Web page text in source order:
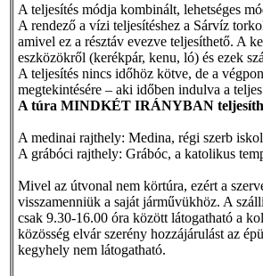
A teljesítés módja kombinált, lehetséges
A rendező a vízi teljesítéshez a Sárvíz
amivel ez a résztáv evezve teljesíthető. A
eszközökről (kerékpár, kenu, ló) és ezek
A teljesítés nincs időhöz kötve, de a
megtekintésére – aki időben indulva a
A túra MINDKÉT IRÁNYBAN
A medinai rajthely: Medina, régi szerb
A grábóci rajthely: Grábóc, a katolikus
Mivel az útvonal nem körtúra, ezért a
visszamenniük a saját járművükhöz. A
csak 9.30-16.00 óra között látogatható a
közösség elvár szerény hozzájárulást az
kegyhely nem látogatható.